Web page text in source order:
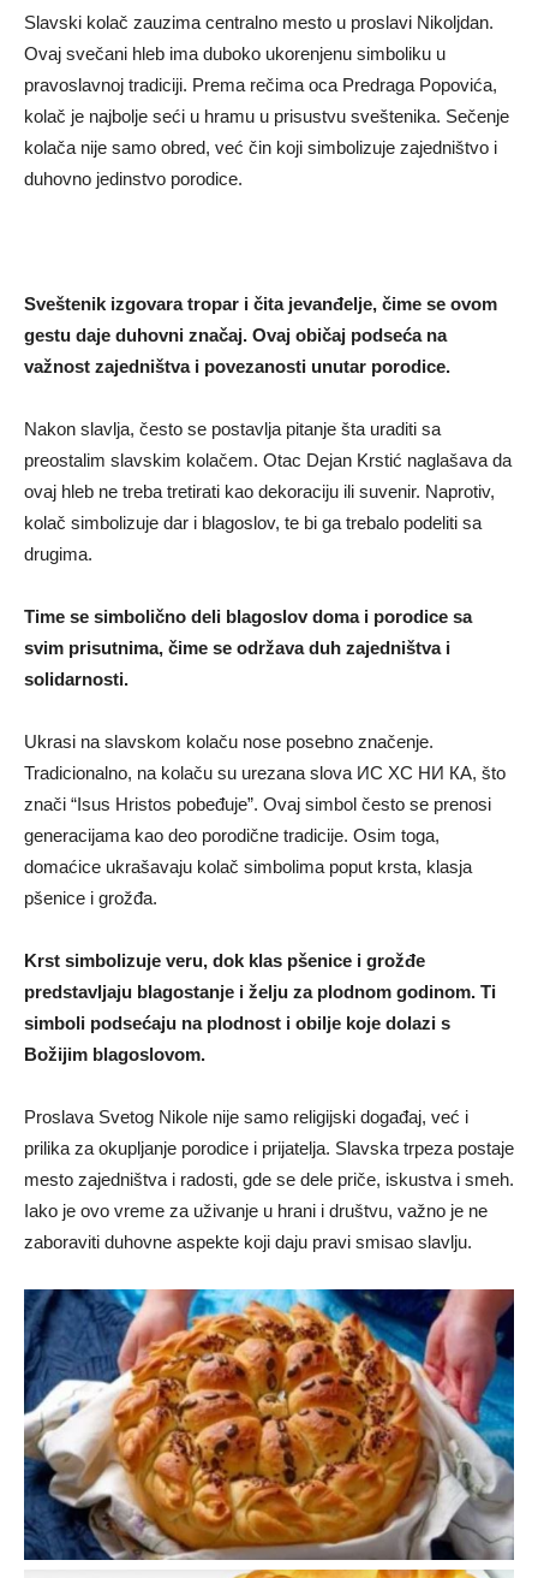
Slavski kolač zauzima centralno mesto u proslavi Nikoljdan.
Ovaj svečani hleb ima duboko ukorenjenu simboliku u
pravoslavnoj tradiciji. Prema rečima oca Predraga Popovića,
kolač je najbolje seći u hramu u prisustvu sveštenika. Sečenje
kolača nije samo obred, već čin koji simbolizuje zajedništvo i
duhovno jedinstvo porodice.
Sveštenik izgovara tropar i čita jevanđelje, čime se ovom
gestu daje duhovni značaj. Ovaj običaj podseća na
važnost zajedništva i povezanosti unutar porodice.
Nakon slavlja, često se postavlja pitanje šta uraditi sa
preostalim slavskim kolačem. Otac Dejan Krstić naglašava da
ovaj hleb ne treba tretirati kao dekoraciju ili suvenir. Naprotiv,
kolač simbolizuje dar i blagoslov, te bi ga trebalo podeliti sa
drugima.
Time se simbolično deli blagoslov doma i porodice sa
svim prisutnima, čime se održava duh zajedništva i
solidarnosti.
Ukrasi na slavskom kolaču nose posebno značenje.
Tradicionalno, na kolaču su urezana slova ИС ХС НИ КА, što
znači “Isus Hristos pobeđuje”. Ovaj simbol često se prenosi
generacijama kao deo porodične tradicije. Osim toga,
domaćice ukrašavaju kolač simbolima poput krsta, klasja
pšenice i grožđa.
Krst simbolizuje veru, dok klas pšenice i grožđe
predstavljaju blagostanje i želju za plodnom godinom. Ti
simboli podsećaju na plodnost i obilje koje dolazi s
Božijim blagoslovom.
Proslava Svetog Nikole nije samo religijski događaj, već i
prilika za okupljanje porodice i prijatelja. Slavska trpeza postaje
mesto zajedništva i radosti, gde se dele priče, iskustva i smeh.
Iako je ovo vreme za uživanje u hrani i društvu, važno je ne
zaboraviti duhovne aspekte koji daju pravi smisao slavlju.